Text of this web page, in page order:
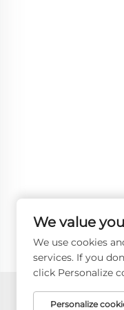
Всички
We value
We use cookies
services. If you
click Personalize
Personalize